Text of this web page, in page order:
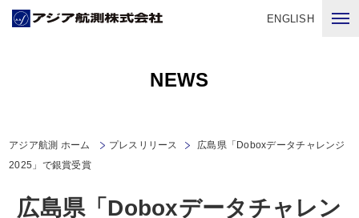
ENGLISH
NEWS
アジア航測 ホーム プレスリリース
広島県「Doboxデータチャレンジ
2025」で銀賞受賞
広島県「Doboxデータチャレン